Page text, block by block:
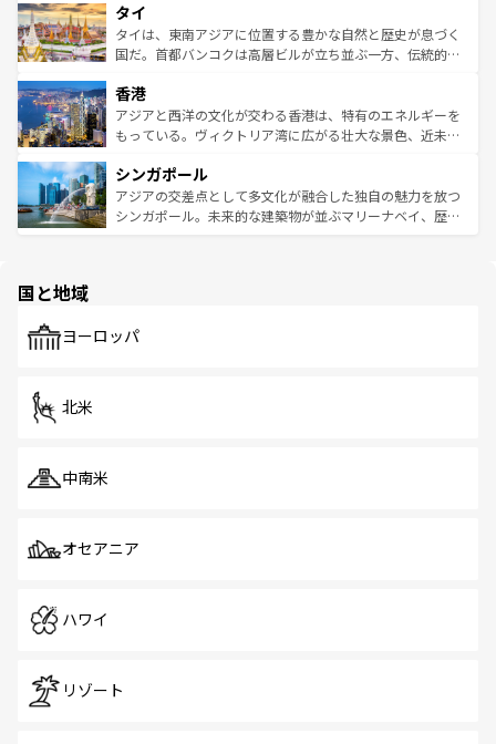
リティに包まれながら、韓国の多彩な魅力を心ゆくまで味
わってみてほしい。 なお、新着の韓国情報はコンテンツ一
覧を参照してほしい。
急速な発展と共に伝統が息づく。ハノイの古い町並みやホ
ーチミン市のフランス統治時代の建物も、独特の雰囲気を
醸し出している。また、バラエティの豊かさとおいしさで
とつ。フォーやバインミー、ベトナムコーヒーなどは、ぜ
ひ現地で味わいたい。どの地域を訪れてもあたたかい人々
が旅行者を迎えてくれるので、きっと忘れられない旅にな
参照してほしい。
タイ
タイは、東南アジアに位置する豊かな自然と歴史が息づく
国だ。首都バンコクは高層ビルが立ち並ぶ一方、伝統的な
の活気が交差している。北部ではチェンマイなどの山岳地
帯で自然と触れ合い、南部ではプーケットやクラビの美し
いビーチでリゾート気分を楽しむことができる。タイ料理
激する。気候は一年中温暖で、どの季節にも異なる楽しみ
が待っている。親しみやすいタイの人々、仏教を中心とし
た文化、そして多様な観光資源が、訪れる旅人を魅了し続
香港
アジアと西洋の文化が交わる香港は、特有のエネルギーを
もっている。ヴィクトリア湾に広がる壮大な景色、近未来
み、どこを訪れても感動するはず。観光スポットが密集し
ており、効率よく見どころを回れるのも魅力。息をのむよ
うな絶景から文化的な体験まで、香港を存分に楽しみ尽く
シンガポール
アジアの交差点として多文化が融合した独自の魅力を放つ
シンガポール。未来的な建築物が並ぶマリーナベイ、歴史
で、ホーカーズは地元の風情を楽しめる外せないスポット
国と地域
ヨーロッパ
北米
中南米
オセアニア
ハワイ
リゾート